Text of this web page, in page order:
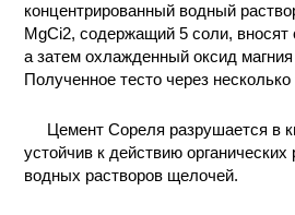
концентрированный водный
MgCi2, содержащий 5 соли, вносят
а затем охлажденный оксид магния
Полученное тесто через несколько
Цемент Сореля разрушается в
устойчив к действию органических
водных растворов щелочей.